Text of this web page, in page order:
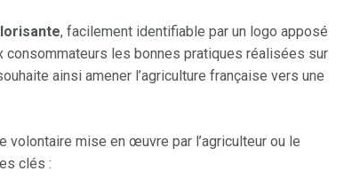
, facilement identifiable par un logo apposé
consommateurs les bonnes pratiques réalisées sur
ainsi amener l’agriculture française vers une
volontaire mise en œuvre par l’agriculteur ou le
clés :